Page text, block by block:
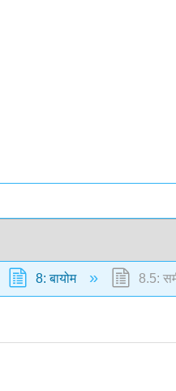
8: बायोम 8.5: